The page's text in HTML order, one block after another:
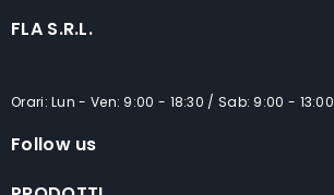
FLA S.R.L.
Orari: Lun - Ven: 9:00 - 18:30 / Sab: 9:00 - 13:00
Follow us